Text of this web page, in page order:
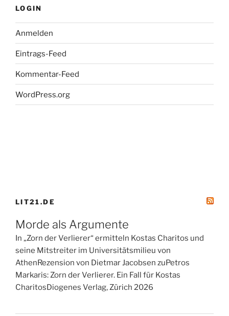
LOGIN
Anmelden
Eintrags-Feed
Kommentar-Feed
WordPress.org
LIT21.DE
Morde als Argumente
In „Zorn der Verlierer“ ermitteln Kostas Charitos und
seine Mitstreiter im Universitätsmilieu von
AthenRezension von Dietmar Jacobsen zuPetros
Markaris: Zorn der Verlierer. Ein Fall für Kostas
CharitosDiogenes Verlag, Zürich 2026